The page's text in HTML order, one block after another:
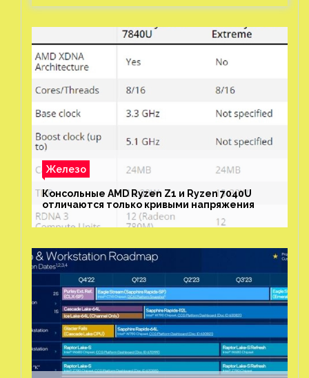
Железо
Консольные AMD Ryzen Z1 и Ryzen 7040U
отличаются только кривыми напряжения